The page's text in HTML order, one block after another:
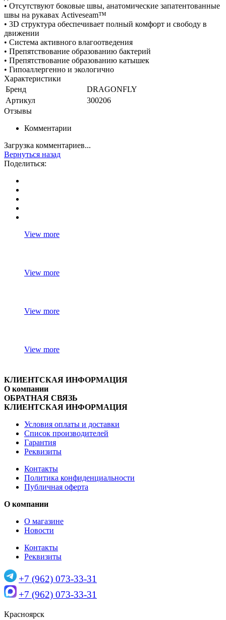
• Отсутствуют боковые швы, анатомические запатентованные
швы на рукавах Activeseam™
• 3D структура обеспечивает полный комфорт и свободу в
движении
• Система активного влагоотведения
• Препятствование образованию бактерий
• Препятствование образованию катышек
• Гипоаллергенно и экологично
Характеристики
Бренд
DRAGONFLY
Артикул
300206
Отзывы
Комментарии
Загрузка комментариев...
Вернуться назад
Поделиться:
View more
View more
View more
View more
КЛИЕНТСКАЯ ИНФОРМАЦИЯ
О компании
ОБРАТНАЯ СВЯЗЬ
КЛИЕНТСКАЯ ИНФОРМАЦИЯ
Условия оплаты и доставки
Список производителей
Гарантия
Реквизиты
Контакты
Политика конфиденциальности
Публичная оферта
О компании
О магазине
Новости
Контакты
Реквизиты
+7 (962) 073-33-31
+7 (962) 073-33-31
Красноярск